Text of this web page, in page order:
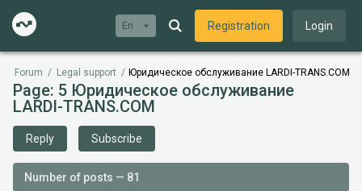
En Registration Login
Forum / Legal support / Юридическое обслуживание LARDI-TRANS.COM
Page: 5 Юридическое обслуживание
LARDI-TRANS.COM
Reply Subscribe
Number of posts — 81